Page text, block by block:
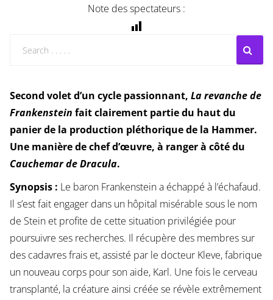
Note des spectateurs :
Second volet d’un cycle passionnant, La revanche de
Frankenstein fait clairement partie du haut du
panier de la production pléthorique de la Hammer.
Une manière de chef d’œuvre, à ranger à côté du
Cauchemar de Dracula.
Synopsis : Le baron Frankenstein a échappé à l’échafaud.
Il s’est fait engager dans un hôpital misérable sous le nom
de Stein et profite de cette situation privilégiée pour
poursuivre ses recherches. Il récupère des membres sur
des cadavres frais et, assisté par le docteur Kleve, fabrique
un nouveau corps pour son aide, Karl. Une fois le cerveau
transplanté, la créature ainsi créée se révèle extrêmement